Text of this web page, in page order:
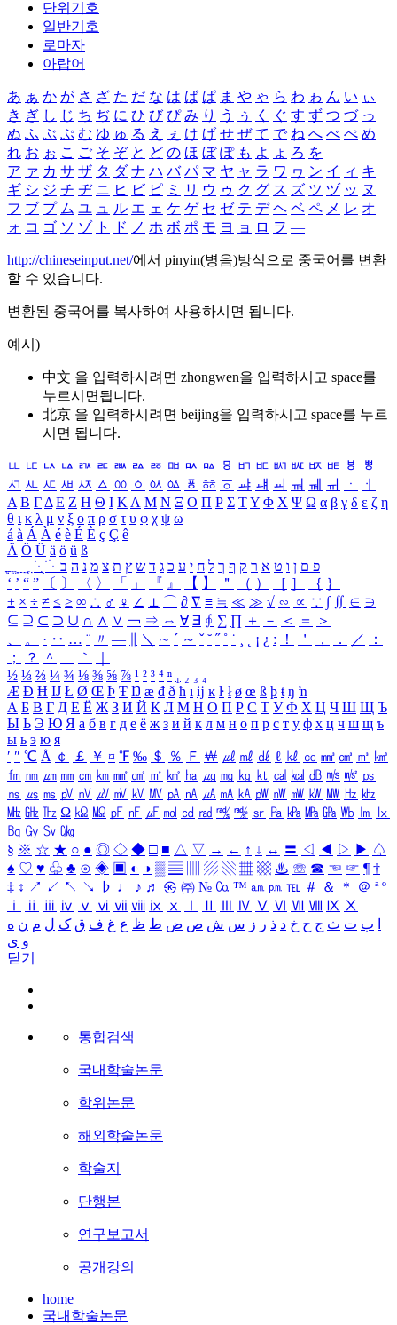
단위기호
일반기호
로마자
아랍어
あ ぁ か が さ ざ た だ な は ば ぱ ま や ゃ ら わ ゎ ん い ぃ
き ぎ し じ ち ぢ に ひ び ぴ み り う ぅ く ぐ す ず つ づ っ
ぬ ふ ぶ ぷ む ゆ ゅ る え ぇ け げ せ ぜ て で ね へ べ ぺ め
れ お ぉ こ ご そ ぞ と ど の ほ ぼ ぽ も よ ょ ろ を
ア ァ カ サ ザ タ ダ ナ ハ バ パ マ ヤ ャ ラ ワ ヮ ン イ ィ キ
ギ シ ジ チ ヂ ニ ヒ ビ ピ ミ リ ウ ゥ ク グ ス ズ ツ ヅ ッ ヌ
フ ブ プ ム ユ ュ ル エ ェ ケ ゲ セ ゼ テ デ ヘ ベ ペ メ レ オ
ォ コ ゴ ソ ゾ ト ド ノ ホ ボ ポ モ ヨ ョ ロ ヲ ―
http://chineseinput.net/에서 pinyin(병음)방식으로 중국어를 변환
할 수 있습니다.
변환된 중국어를 복사하여 사용하시면 됩니다.
예시)
中文 을 입력하시려면 zhongwen을 입력하시고 space를
누르시면됩니다.
北京 을 입력하시려면 beijing을 입력하시고 space를 누르
시면 됩니다.
ㅥ ㅦ ㅧ ㅨ ㅩ ㅪ ㅫ ㅬ ㅭ ㅮ ㅯ ㅰ ㅱ ㅲ ㅳ ㅴ ㅵ ㅶ ㅷ ㅸ
ㅹ
ㅺ ㅻ ㅼ ㅽ ㅾ ㅿ ㆀ ㆁ ㆂ ㆃ ㆄ ㆅ ㆆ ㆇ ㆈ ㆉ ㆊ ㆋ ㆌ ㆍ
ㆎ
Α Β ΓΔ Ε Ζ Η Θ Ι ΚΛ Μ Ν Ξ Ο Π Ρ Σ ΤΥ Φ Χ Ψ Ω α β γ δ ε ζ η
θ ι κ λ μ ν ξ ο π ρ σ τ υ φ χ ψ ω
á à Á À é è É È ç Ç ê
Ä Ö Ü ä ö ü ß
ִֶֹ ֻּ ׁׂ פ ם ן ו ט א ר ק ף ך ל ח י ע כ ג ד ש ץ ת צ מ נ ה ב
‘ ’ “ ” 〔 〕 〈 〉 「 」 『 』 【 】 ＂ （ ） ［ ］ ｛ ｝
± × ÷ ≠ ≤ ≥ ∞ ∴ ♂ ♀ ∠ ⊥ ⌒ ∂ ∇ ≡ ≒ ≪ ≫ √ ∽ ∝ ∵ ∫ ∬ ∈ ∋
⊆ ⊇ ⊂ ⊃ ∪ ∩ ∧ ∨ ￢ ⇒ ⇔ ∀ ∃ ∮ ∑ ∏ ＋ － ＜ ＝
＞
、
。 · ‥ … ¨ 〃 ― ＼ ∼ ´ ～ ˇ ˘ ˝ ˚ ˙ ¸ ¡ ¿ ː ！ ＇ ， ． ／
：
；
？ ＾ ｀
½ ⅓ ⅔ ¼ ¾ ⅛ ⅜ ⅝ ⅞ ¹ ² ³ ⁴ ⁿ ₁ ₂ ₃ ₄
Æ Ð Ħ Ĳ Ł Ø Œ Þ Ŧ Ŋ æ đ ð ħ ı ĳ ĸ ŀ ł ø œ ß þ ŧ ŋ ŉ
А Б В Г Д Е Ё Ж З И Й К Л М Н О П Р С Т У Ф Х Ц Ч Ш Щ Ъ
Ы Ь Э Ю Я а б в г д е ё ж з и й к л м н о п р с т у ф х ц ч ш щ ъ
ы ь э ю я
′ ″ ℃ Å ￠ ￡ ￥ ¤ ℉ ‰ ＄ ％ Ｆ ￦ ㎕ ㎖ ㎗ ℓ ㎘ ㏄ ㎣ ㎤ ㎥ ㎦
㎙ ㎚ ㎛ ㎜ ㎝ ㎞ ㎟ ㎠ ㎡ ㎢ ㏊ ㎍ ㎎ ㎏ ㏏ ㎈ ㎉ ㏈ ㎧ ㎨ ㎰
㎱ ㎲ ㎳ ㎴ ㎵ ㎶ ㎷ ㎸ ㎹ ㎀ ㎁ ㎂ ㎃ ㎄ ㎺ ㎻ ㎽ ㎾ ㎿ ㎐ ㎑
㎒ ㎓ ㎔ Ω ㏀ ㏁ ㎊ ㎋ ㎌ ㏖ ㏅ ㎭ ㎮ ㎯ ㏛ ㎩ ㎪ ㎫ ㎬ ㏝ ㏐
㏓
㏃ ㏉ ㏜ ㏆
§ ※ ☆ ★ ○ ● ◎ ◇ ◆ □ ■ △ ▽ → ← ↑ ↓ ↔ 〓 ◁ ◀ ▷ ▶ ♤
♠ ♡ ♥ ♧ ♣ ⊙ ◈ ▣ ◐ ◑ ▒ ▤ ▨ ▧ ▦ ▩ ♨ ☏ ☎ ☜ ☞ ¶ †
‡ ↕ ↗ ↙ ↖ ↘ ♭ ♩ ♪ ♬ ㉿ ㈜ № ㏇ ™ ㏂ ㏘ ℡ ＃ ＆ ＊ ＠ ª º
ⅰ
ⅱ ⅲ ⅳ ⅴ ⅵ ⅶ ⅷ ⅸ ⅹ Ⅳ Ⅴ Ⅵ Ⅶ Ⅷ Ⅸ Ⅹ
ب ت ث ج ح خ د ذ ر ز س ش ص ض ط ظ ع غ ف ق ک ل م ن ه
و ی
닫기
통합검색
국내학술논문
학위논문
해외학술논문
학술지
단행본
연구보고서
공개강의
home
국내학술논문